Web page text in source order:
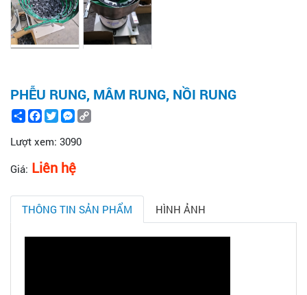
PHỄU RUNG, MÂM RUNG, NỒI RUNG
ShareFacebook
TwitterMessenger
Lượt xem: 3090
Giá: Liên hệ
THÔNG TIN SẢN PHẨM HÌNH ẢNH